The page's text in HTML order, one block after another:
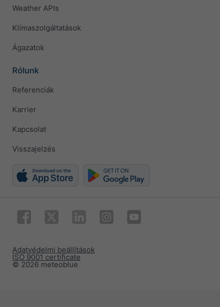
Weather APIs
Klímaszolgáltatások
Ágazatok
Rólunk
Referenciák
Karrier
Kapcsolat
Visszajelzés
© 2026 meteoblue
ISO 9001 certificate
Adatvédelmi beállítások